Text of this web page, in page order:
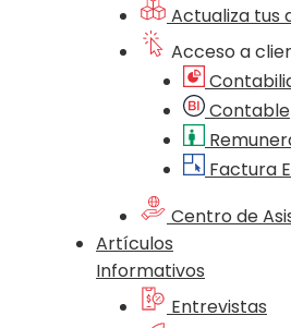
Actualiza tus
Acceso a
Contable
Factura
Centro de
Artículos
Informativos
Entrevistas